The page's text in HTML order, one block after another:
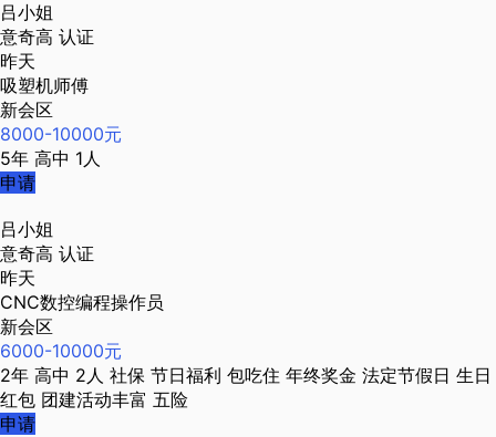
吕小姐
意奇高 认证
昨天
吸塑机师傅
新会区
8000-10000元
5年 高中 1人
申请
吕小姐
意奇高 认证
昨天
CNC数控编程操作员
新会区
6000-10000元
2年 高中 2人 社保 节日福利 包吃住 年终奖金 法定节假日 生日
红包 团建活动丰富 五险
申请